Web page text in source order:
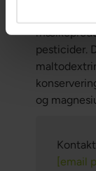
ekstremt
pesticider.
og
[email